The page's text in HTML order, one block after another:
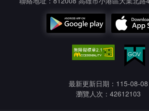
最新更新日期：115-08-08
瀏覽人次：42612103